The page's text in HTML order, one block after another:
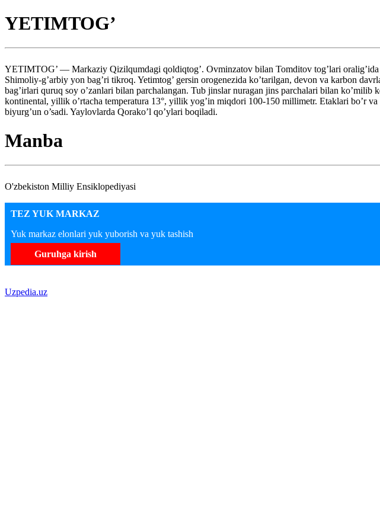
YETIMTOG’
YETIMTOG’ — Markaziy Qizilqumdagi qoldiqtog’. Ovminzatov bilan Tomditov tog’lari
Shimoliy-g’arbiy yon bag’ri tikroq. Yetimtog’ gersin orogenezida ko’tarilgan, devon va karbon
bag’irlari quruq soy o’zanlari bilan parchalangan. Tub jinslar nuragan jins parchalari bilan
kontinental, yillik o’rtacha temperatura 13°, yillik yog’in miqdori 100-150 millimetr. Etaklari bo’r
biyurg’un o’sadi. Yaylovlarda Qorako’l qo’ylari boqiladi.
Manba
O'zbekiston Milliy Ensiklopediyasi
TEZ YUK MARKAZ
Yuk markaz elonlari yuk yuborish va yuk tashish
Guruhga kirish
Uzpedia.uz